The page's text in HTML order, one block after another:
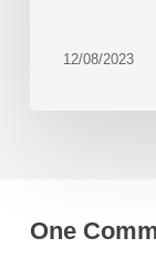
12/08/2023
One